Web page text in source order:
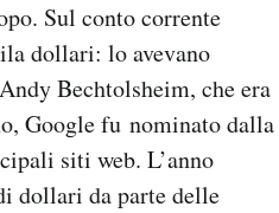
Sul conto corrente
dollari: lo avevano
Bechtolsheim, che era
Google fu nominato dalla
siti web. L’anno
dollari da parte delle